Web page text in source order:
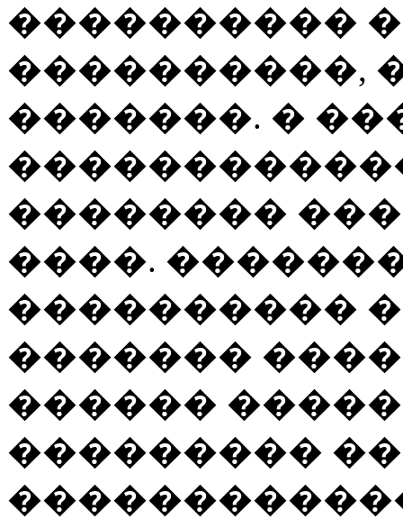
����������
����������,
�������. �
��������
����.
����������
�������
������
���������